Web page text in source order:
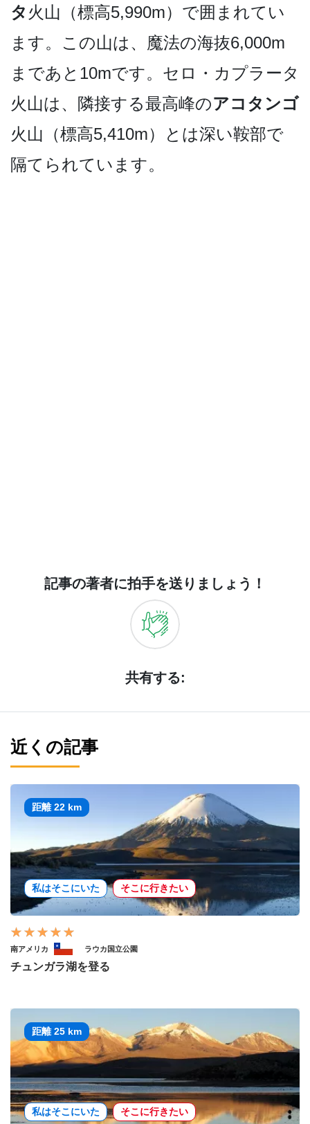
タ 火山（­標高5,990m）で囲まれてい
ます。この山は、魔­法の海抜6,000m
まであと10mです。セロ・カ­プラータ
火山は、隣接する最高峰のアコタンゴ
火山（­標高5,410m）とは深い鞍部で
隔てられています。
記事の著者に拍手を送りましょう！
共有する:
近くの記事
距離 22 km
私はそこにいた そこに行きたい
南アメリカ ラウカ国立公園
チュンガラ湖を登る
距離 25 km
私はそこにいた そこに行きたい